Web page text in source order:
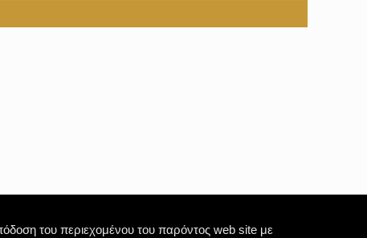
του περιεχομένου του παρόντος web site με